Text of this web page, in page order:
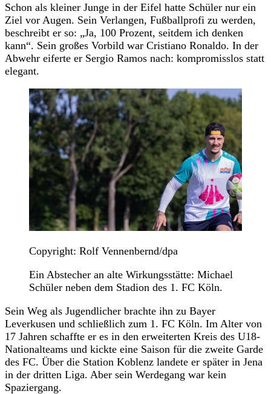
Schon als kleiner Junge in der Eifel hatte Schüler nur ein
Ziel vor Augen. Sein Verlangen, Fußballprofi zu werden,
beschreibt er so: „Ja, 100 Prozent, seitdem ich denken
kann“. Sein großes Vorbild war Cristiano Ronaldo. In der
Abwehr eiferte er Sergio Ramos nach: kompromisslos statt
elegant.
Copyright: Rolf Vennenbernd/dpa
Ein Abstecher an alte Wirkungsstätte: Michael
Schüler neben dem Stadion des 1. FC Köln.
Sein Weg als Jugendlicher brachte ihn zu Bayer
Leverkusen und schließlich zum 1. FC Köln. Im Alter von
17 Jahren schaffte er es in den erweiterten Kreis des U18-
Nationalteams und kickte eine Saison für die zweite Garde
des FC. Über die Station Koblenz landete er später in Jena
in der dritten Liga. Aber sein Werdegang war kein
Spaziergang.